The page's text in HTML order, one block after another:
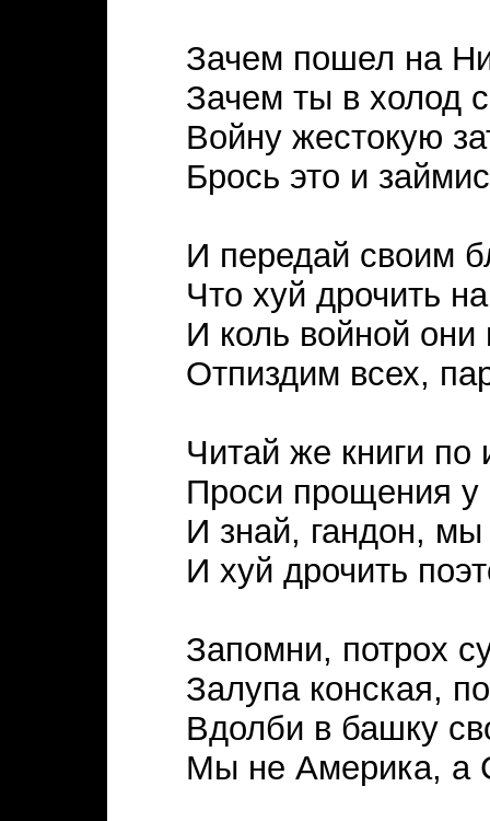
Зачем пошел на
Зачем ты в холод
Войну жестокую
Брось это и
И передай своим
Что хуй дрочить
И коль войной они
Отпиздим всех,
Читай же книги по
Проси прощения у
И знай, гандон,
И хуй дрочить
Запомни, потрох
Залупа конская,
Вдолби в башку
Мы не Америка, а